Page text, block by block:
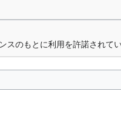
スのもとに利用を許諾されてい